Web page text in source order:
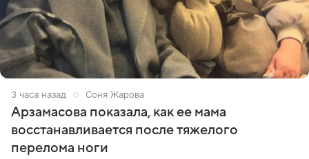
3 часа назад Соня Жарова
Арзамасова показала, как ее мама
восстанавливается после тяжелого
перелома ноги